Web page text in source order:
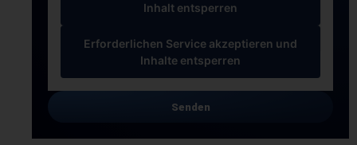
Inhalt entsperren
Erforderlichen Service akzeptieren und
Inhalte entsperren
Senden